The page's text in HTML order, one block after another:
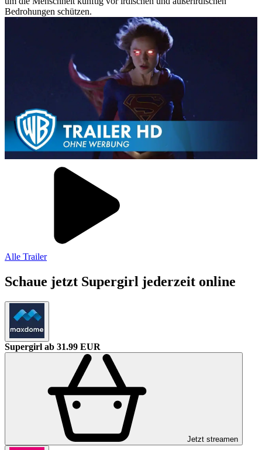
Bedrohungen schützen.
Alle Trailer
Schaue jetzt Supergirl jederzeit online
Supergirl ab 31.99 EUR
Jetzt streamen